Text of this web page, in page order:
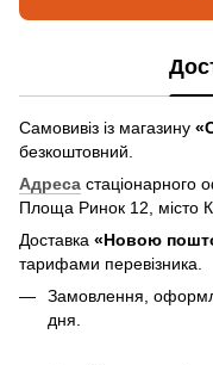
Самовивіз із магазину
безкоштовний.
Адреса стаціонарного
Площа Ринок 12, місто
Доставка «Новою
тарифами перевізника.
Замовлення,
дня.